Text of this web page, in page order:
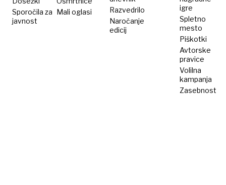
Sporočila za
javnost
Mali oglasi
Razvedrilo
Naročanje
edicij
igre
Spletno
mesto
Piškotki
Avtorske
pravice
Volilna
kampanja
Zasebnost